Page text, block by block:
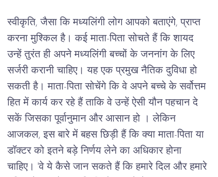
स्वीकृति, जैसा कि मध्यलिंगी लोग आपको बताएंगे, प्राप्त
करना मुश्किल है। कई माता-पिता सोचते हैं कि शायद
उन्हें तुरंत ही अपने मध्यलिंगी बच्चों के जननांग के लिए
सर्जरी करानी चाहिए। यह एक प्रमुख नैतिक दुविधा हो
सकती है। माता-पिता सोचेंगे कि वे अपने बच्चे के सर्वोत्तम
हित में कार्य कर रहे हैं ताकि वे उन्हें ऐसी यौन पहचान दे
सकें जिसका पूर्वानुमान और आसान हो । लेकिन
आजकल, इस बारे में बहस छिड़ी हैं कि क्या माता-पिता या
डॉक्टर को इतने बड़े निर्णय लेने का अधिकार होना
चाहिए। 'वे ये कैसे जान सकते हैं कि हमारे दिल और हमारे